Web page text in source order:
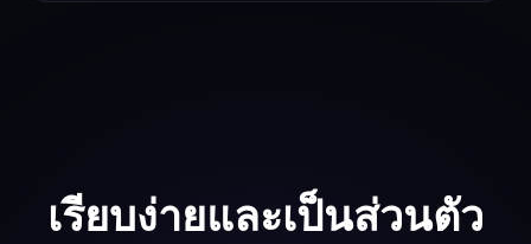
เรียบง่ายและเป็นส่วนตัว